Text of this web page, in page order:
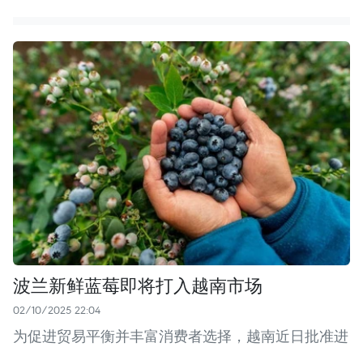
波兰新鲜蓝莓即将打入越南市场
02/10/2025 22:04
为促进贸易平衡并丰富消费者选择，越南近日批准进